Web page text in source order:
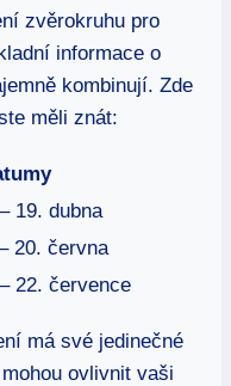
⁤zvěrokruhu pro
informace o
kombinují. ​Zde
měli znát:
19. dubna
20. června
22. července
má své‍ jedinečné
ovlivnit vaši